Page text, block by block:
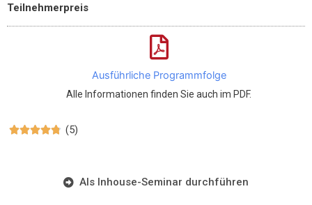
Teilnehmerpreis
Ausführliche Programmfolge
Alle Informationen finden Sie auch im PDF.
 (5)
Als Inhouse-Seminar durchführen